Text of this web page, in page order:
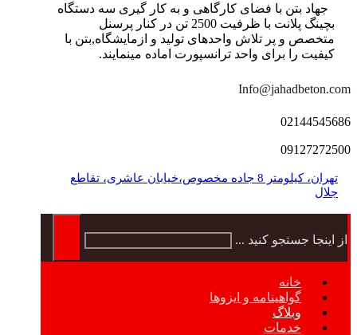
جهاد بتن با فضای کارگاهی و به کار گیری سه دستگاه
بچینگ پلانت با ظرفیت 2500 تن در کنار پرسنل
متخصص و پر تلاش واحدهای تولید و ازمایشگاه,بتن با
کیفیت را برای واحد ترانسپورت اماده مینمایند.
Info@jahadbeton.com
02144545686
09127272500
تهران، کیلومتر 8 جاده مخصوص،خیابان عاشری، تقاطع
جلال
از اینجا جستجو کنید ...
خانه
گواهینامه و ایزوها
وبلاگ
خدمات